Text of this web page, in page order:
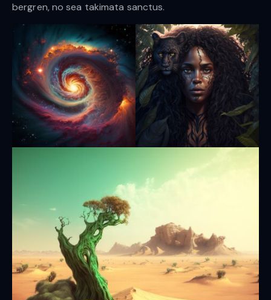
bergren, no sea takimata sanctus.